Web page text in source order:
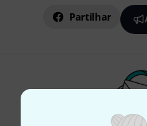
Partilhar